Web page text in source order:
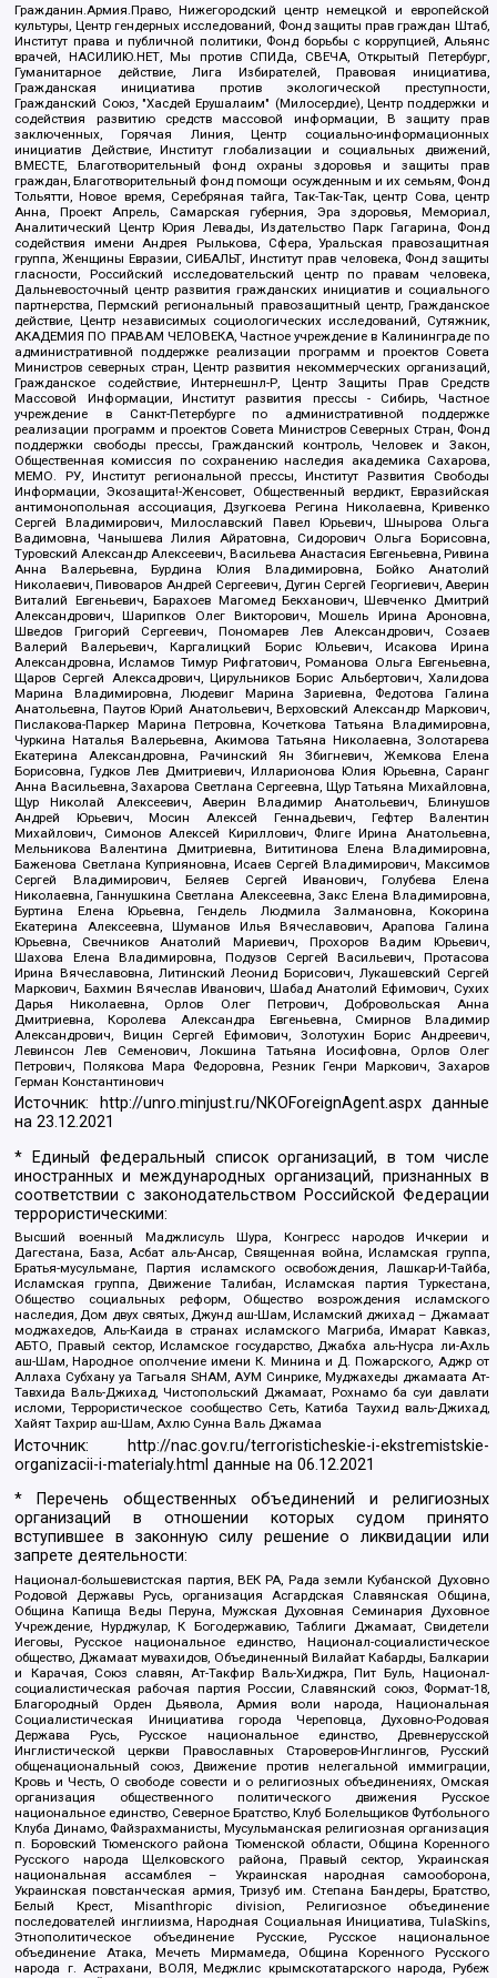
Гражданин.Армия.Право, Нижегородский центр немецкой и европейской
культуры, Центр гендерных исследований, Фонд защиты прав граждан Штаб,
Институт права и публичной политики, Фонд борьбы с коррупцией, Альянс
врачей, НАСИЛИЮ.НЕТ, Мы против СПИДа, СВЕЧА, Открытый Петербург,
Гуманитарное действие, Лига Избирателей, Правовая инициатива,
Гражданская инициатива против экологической преступности,
Гражданский Союз, "Хасдей Ерушалаим" (Милосердие), Центр поддержки и
содействия развитию средств массовой информации, В защиту прав
заключенных, Горячая Линия, Центр социально-информационных
инициатив Действие, Институт глобализации и социальных движений,
ВМЕСТЕ, Благотворительный фонд охраны здоровья и защиты прав
граждан, Благотворительный фонд помощи осужденным и их семьям, Фонд
Тольятти, Новое время, Серебряная тайга, Так-Так-Так, центр Сова, центр
Анна, Проект Апрель, Самарская губерния, Эра здоровья, Мемориал,
Аналитический Центр Юрия Левады, Издательство Парк Гагарина, Фонд
содействия имени Андрея Рылькова, Сфера, Уральская правозащитная
группа, Женщины Евразии, СИБАЛЬТ, Институт прав человека, Фонд защиты
гласности, Российский исследовательский центр по правам человека,
Дальневосточный центр развития гражданских инициатив и социального
партнерства, Пермский региональный правозащитный центр, Гражданское
действие, Центр независимых социологических исследований, Сутяжник,
АКАДЕМИЯ ПО ПРАВАМ ЧЕЛОВЕКА, Частное учреждение в Калининграде по
административной поддержке реализации программ и проектов Совета
Министров северных стран, Центр развития некоммерческих организаций,
Гражданское содействие, Интернешнл-Р, Центр Защиты Прав Средств
Массовой Информации, Институт развития прессы - Сибирь, Частное
учреждение в Санкт-Петербурге по административной поддержке
реализации программ и проектов Совета Министров Северных Стран, Фонд
поддержки свободы прессы, Гражданский контроль, Человек и Закон,
Общественная комиссия по сохранению наследия академика Сахарова,
МЕМО. РУ, Институт региональной прессы, Институт Развития Свободы
Информации, Экозащита!-Женсовет, Общественный вердикт, Евразийская
антимонопольная ассоциация, Дзугкоева Регина Николаевна, Кривенко
Сергей Владимирович, Милославский Павел Юрьевич, Шнырова Ольга
Вадимовна, Чанышева Лилия Айратовна, Сидорович Ольга Борисовна,
Туровский Александр Алексеевич, Васильева Анастасия Евгеньевна, Ривина
Анна Валерьевна, Бурдина Юлия Владимировна, Бойко Анатолий
Николаевич, Пивоваров Андрей Сергеевич, Дугин Сергей Георгиевич, Аверин
Виталий Евгеньевич, Барахоев Магомед Бекханович, Шевченко Дмитрий
Александрович, Шарипков Олег Викторович, Мошель Ирина Ароновна,
Шведов Григорий Сергеевич, Пономарев Лев Александрович, Созаев
Валерий Валерьевич, Каргалицкий Борис Юльевич, Исакова Ирина
Александровна, Исламов Тимур Рифгатович, Романова Ольга Евгеньевна,
Щаров Сергей Алексадрович, Цирульников Борис Альбертович, Халидова
Марина Владимировна, Людевиг Марина Зариевна, Федотова Галина
Анатольевна, Паутов Юрий Анатольевич, Верховский Александр Маркович,
Пислакова-Паркер Марина Петровна, Кочеткова Татьяна Владимировна,
Чуркина Наталья Валерьевна, Акимова Татьяна Николаевна, Золотарева
Екатерина Александровна, Рачинский Ян Збигневич, Жемкова Елена
Борисовна, Гудков Лев Дмитриевич, Илларионова Юлия Юрьевна, Саранг
Анна Васильевна, Захарова Светлана Сергеевна, Щур Татьяна Михайловна,
Щур Николай Алексеевич, Аверин Владимир Анатольевич, Блинушов
Андрей Юрьевич, Мосин Алексей Геннадьевич, Гефтер Валентин
Михайлович, Симонов Алексей Кириллович, Флиге Ирина Анатольевна,
Мельникова Валентина Дмитриевна, Вититинова Елена Владимировна,
Баженова Светлана Куприяновна, Исаев Сергей Владимирович, Максимов
Сергей Владимирович, Беляев Сергей Иванович, Голубева Елена
Николаевна, Ганнушкина Светлана Алексеевна, Закс Елена Владимировна,
Буртина Елена Юрьевна, Гендель Людмила Залмановна, Кокорина
Екатерина Алексеевна, Шуманов Илья Вячеславович, Арапова Галина
Юрьевна, Свечников Анатолий Мариевич, Прохоров Вадим Юрьевич,
Шахова Елена Владимировна, Подузов Сергей Васильевич, Протасова
Ирина Вячеславовна, Литинский Леонид Борисович, Лукашевский Сергей
Маркович, Бахмин Вячеслав Иванович, Шабад Анатолий Ефимович, Сухих
Дарья Николаевна, Орлов Олег Петрович, Добровольская Анна
Дмитриевна, Королева Александра Евгеньевна, Смирнов Владимир
Александрович, Вицин Сергей Ефимович, Золотухин Борис Андреевич,
Левинсон Лев Семенович, Локшина Татьяна Иосифовна, Орлов Олег
Петрович, Полякова Мара Федоровна, Резник Генри Маркович, Захаров
Герман Константинович
Источник: http://unro.minjust.ru/NKOForeignAgent.aspxданные
на23.12.2021
* Единый федеральный список организаций, в том числе
иностранных и международных организаций, признанных в
соответствии с законодательством Российской Федерации
террористическими:
Высший военный Маджлисуль Шура, Конгресс народов Ичкерии и
Дагестана, База, Асбат аль-Ансар, Священная война, Исламская группа,
Братья-мусульмане, Партия исламского освобождения, Лашкар-И-Тайба,
Исламская группа, Движение Талибан, Исламская партия Туркестана,
Общество социальных реформ, Общество возрождения исламского
наследия, Дом двух святых, Джунд аш-Шам, Исламский джихад – Джамаат
моджахедов, Аль-Каида в странах исламского Магриба, Имарат Кавказ,
АБТО, Правый сектор, Исламское государство, Джабха аль-Нусра ли-Ахль
аш-Шам, Народное ополчение имени К. Минина и Д. Пожарского, Аджр от
Аллаха Субхану уа Тагьаля SHAM, АУМ Синрике, Муджахеды джамаата Ат-
Тавхида Валь-Джихад, Чистопольский Джамаат, Рохнамо ба суи давлати
исломи, Террористическое сообщество Сеть, Катиба Таухид валь-Джихад,
Хайят Тахрир аш-Шам, Ахлю Сунна Валь Джамаа
Источник:
http://nac.gov.ru/terroristicheskie-i-ekstremistskie-
organizacii-i-materialy.html данные на06.12.2021
* Перечень общественных объединений и религиозных
организаций в отношении которых судом принято
вступившее в законную силу решение о ликвидации или
запрете деятельности:
Национал-большевистская партия, ВЕК РА, Рада земли Кубанской Духовно
Родовой Державы Русь, организация Асгардская Славянская Община,
Община Капища Веды Перуна, Мужская Духовная Семинария Духовное
Учреждение, Нурджулар, К Богодержавию, Таблиги Джамаат, Свидетели
Иеговы, Русское национальное единство, Национал-социалистическое
общество, Джамаат мувахидов, Объединенный Вилайат Кабарды, Балкарии
и Карачая, Союз славян, Ат-Такфир Валь-Хиджра, Пит Буль, Национал-
социалистическая рабочая партия России, Славянский союз, Формат-18,
Благородный Орден Дьявола, Армия воли народа, Национальная
Социалистическая Инициатива города Череповца, Духовно-Родовая
Держава Русь, Русское национальное единство, Древнерусской
Инглистической церкви Православных Староверов-Инглингов, Русский
общенациональный союз, Движение против нелегальной иммиграции,
Кровь и Честь, О свободе совести и о религиозных объединениях, Омская
организация общественного политического движения Русское
национальное единство, Северное Братство, Клуб Болельщиков Футбольного
Клуба Динамо, Файзрахманисты, Мусульманская религиозная организация
п. Боровский Тюменского района Тюменской области, Община Коренного
Русского народа Щелковского района, Правый сектор, Украинская
национальная ассамблея – Украинская народная самооборона,
Украинская повстанческая армия, Тризуб им. Степана Бандеры, Братство,
Белый Крест, Misanthropic division, Религиозное объединение
последователей инглиизма, Народная Социальная Инициатива, TulaSkins,
Этнополитическое объединение Русские, Русское национальное
объединение Атака, Мечеть Мирмамеда, Община Коренного Русского
народа г. Астрахани, ВОЛЯ, Меджлис крымскотатарского народа, Рубеж